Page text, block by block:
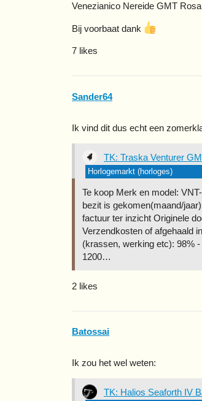
Venezianico Nereide GMT
Bij voorbaat dank
7 likes
Sander64
Ik vind dit dus echt een
TK: Traska Venturer
Horlogemarkt (horloges)
Te koop Merk en model:
bezit is gekomen(maand/
factuur ter inzicht Originele
Verzendkosten of afgehaald
(krassen, werking etc): 98%
1200…
2 likes
Batossai
Ik zou het wel weten:
TK: Halios Seaforth IV